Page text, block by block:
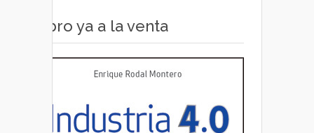
Libro ya a la venta